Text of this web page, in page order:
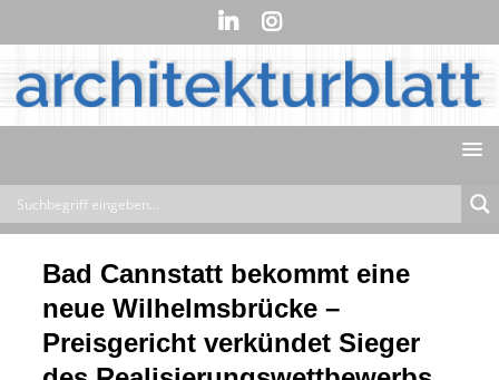
Bad Cannstatt bekommt eine
neue Wilhelmsbrücke –
Preisgericht verkündet Sieger